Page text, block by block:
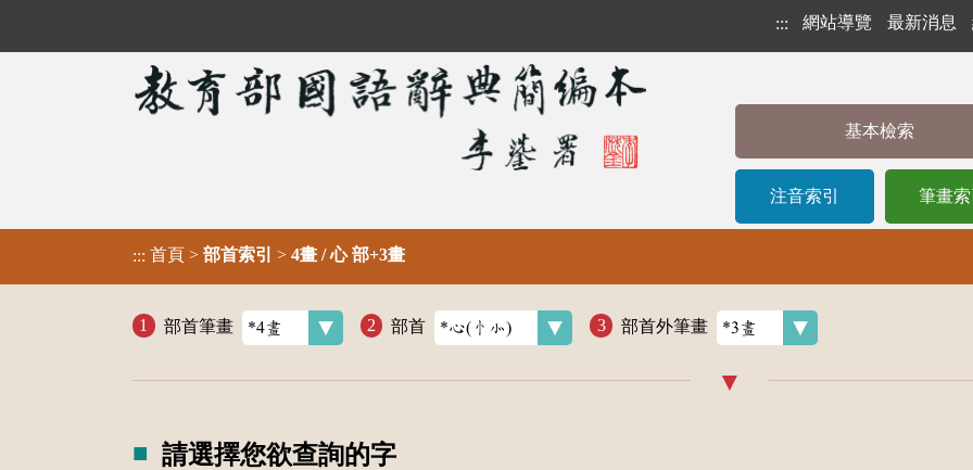
::: 網站導覽 最新消息
基本檢索
注音索引 筆畫索
::: 首頁 > 部首索引 > 4畫 / 心 部+3畫
部首筆畫 部首 部首外筆畫
請選擇您欲查詢的字